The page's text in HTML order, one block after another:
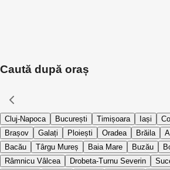
Caută după oraș
Cluj-Napoca București Timișoara Iași
Brașov
Galați Ploiești Oradea Brăila
Bacău
Târgu Mureș Baia Mare Buzău
Râmnicu Vâlcea
Drobeta-Turnu Severin